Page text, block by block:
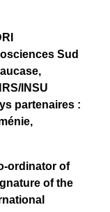
Sud
INSU
partenaires :
ordinator of
of the